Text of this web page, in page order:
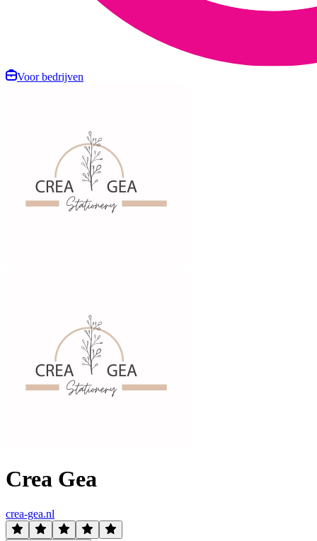
Voor bedrijven
Crea Gea
crea-gea.nl